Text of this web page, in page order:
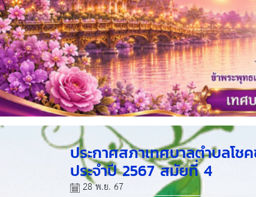
ประกาศสภาเทศบาลตำบลโ
ประจำปี 2567 สมัยที่ 4
28 พ.ย. 67